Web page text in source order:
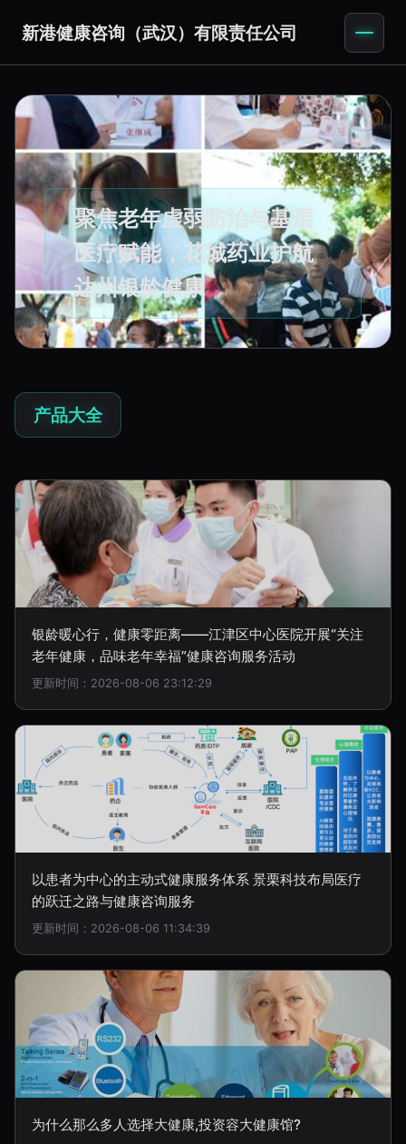
新港健康咨询（武汉）有限责任公司
聚焦老年虚弱防治与基层
医疗赋能，花城药业护航
达州银龄健康
产品大全
银龄暖心行，健康零距离——江津区中心医院开展“关注
老年健康，品味老年幸福”健康咨询服务活动
更新时间：2026-08-06 23:12:29
以患者为中心的主动式健康服务体系 景栗科技布局医疗
的跃迁之路与健康咨询服务
更新时间：2026-08-06 11:34:39
为什么那么多人选择大健康,投资容大健康馆?